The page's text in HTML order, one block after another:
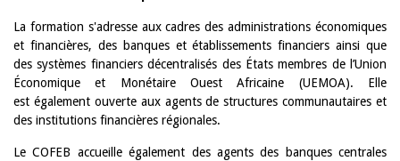
La formation s'adresse aux cadres des administrations économiques
et financières, des banques et établissements financiers ainsi que
des systèmes financiers décentralisés des États membres de l’Union
Économique et Monétaire Ouest Africaine (UEMOA). Elle
est également ouverte aux agents de structures communautaires et
des institutions financières régionales.
Le COFEB accueille également des agents des banques centrales